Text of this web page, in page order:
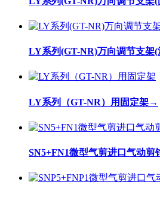
LY系列(GT-NR)万向调节支架(
LY系列（GT-NR）用固定架→
SN5+FN1微型气剪进口气动剪